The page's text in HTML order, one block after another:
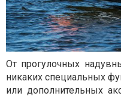
От прогулочных
никаких специальных
или дополнительных